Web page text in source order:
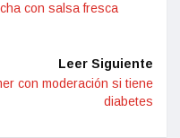
con salsa fresca
Leer Siguiente
con moderación si tiene
diabetes